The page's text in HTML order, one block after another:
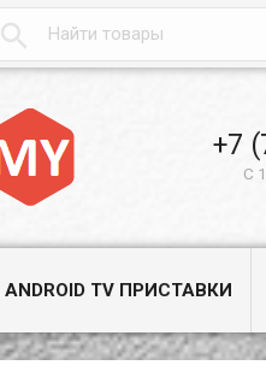

+7
С
ANDROID TV ПРИСТАВКИ